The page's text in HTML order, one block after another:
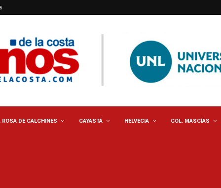
ROSA DE CALCHINES CAYASTÁ HELVECIA COL. MASCÍAS